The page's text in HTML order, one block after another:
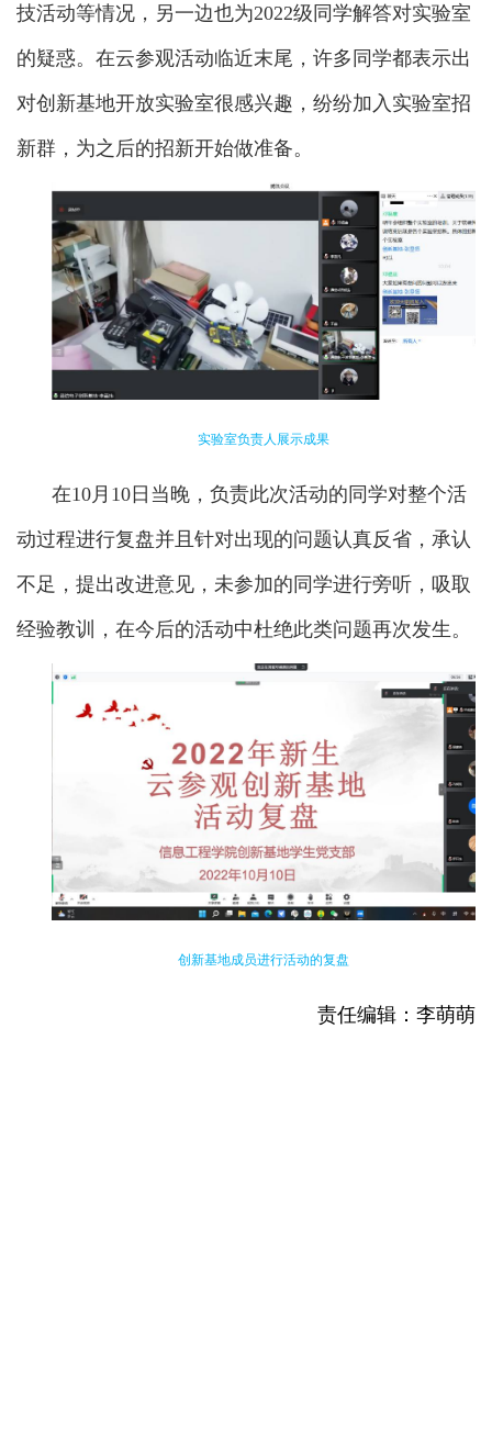
技活动等情况，另一边也为2022级同学解答对实验室
的疑惑。在云参观活动临近末尾，许多同学都表示出
对创新基地开放实验室很感兴趣，纷纷加入实验室招
新群，为之后的招新开始做准备。
实验室负责人展示成果
在10月10日当晚，负责此次活动的同学对整个活
动过程进行复盘并且针对出现的问题认真反省，承认
不足，提出改进意见，未参加的同学进行旁听，吸取
经验教训，在今后的活动中杜绝此类问题再次发生。
创新基地成员进行活动的复盘
责任编辑：李萌萌